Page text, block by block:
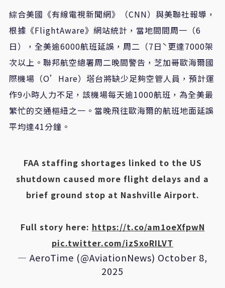
綜合美國《有線電視新聞網》（CNN）與美聯社報導，
根據《FlightAware》網站統計，當地間間周一（6
日），全美逾6000航班延誤，周二（7日ˋ更達7000架
次以上。聯邦航空總署周二晚間警告，芝加哥歐海爾國
際機場（O’Hare）塔台將缺少足夠空管人員，預計運
作9小時人力不足，該機場每天逾1000航班，為全美最
繁忙的交通樞紐之一。當晚飛往歐海爾的航班地面延誤
平均達41分鐘。
FAA staffing shortages linked to the US
shutdown caused more flight delays and a
brief ground stop at Nashville Airport.
Full story here: https://t.co/am1oeXfpwN
pic.twitter.com/izSxoRILVT
— AeroTime (@AviationNews) October 8,
2025